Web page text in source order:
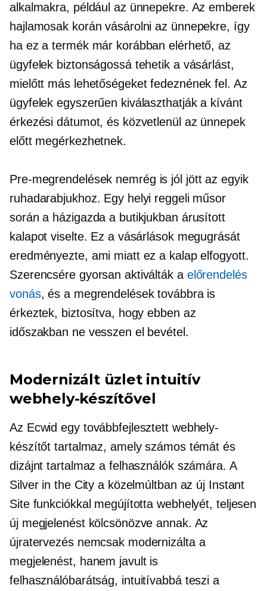
alkalmakra, például az ünnepekre. Az emberek
hajlamosak korán vásárolni az ünnepekre, így
ha ez a termék már korábban elérhető, az
ügyfelek biztonságossá tehetik a vásárlást,
mielőtt más lehetőségeket fedeznének fel. Az
ügyfelek egyszerűen kiválaszthatják a kívánt
érkezési dátumot, és közvetlenül az ünnepek
előtt megérkezhetnek.
Pre-megrendelések nemrég is jól jött az egyik
ruhadarabjukhoz. Egy helyi reggeli műsor
során a házigazda a butikjukban árusított
kalapot viselte. Ez a vásárlások megugrását
eredményezte, ami miatt ez a kalap elfogyott.
Szerencsére gyorsan aktiválták a előrendelés
vonás, és a megrendelések továbbra is
érkeztek, biztosítva, hogy ebben az
időszakban ne vesszen el bevétel.
Modernizált üzlet intuitív
webhely-készítővel
Az Ecwid egy továbbfejlesztett webhely-
készítőt tartalmaz, amely számos témát és
dizájnt tartalmaz a felhasználók számára. A
Silver in the City a közelmúltban az új Instant
Site funkciókkal megújította webhelyét, teljesen
új megjelenést kölcsönözve annak. Az
újratervezés nemcsak modernizálta a
megjelenést, hanem javult is
felhasználóbarátság, intuitívabbá teszi a